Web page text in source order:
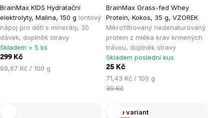
BrainMax KIDS Hydratační
elektrolyty, Malina, 150 g Iontový
nápoj pro děti s minerály, 30
dávek, doplněk stravy
Skladem > 5 ks
299 Kč
Měrná
99,67 Kč / 100 g
BrainMax Grass-fed Whey
Protein, Kokos, 35 g, VZOREK
Mikrofiltrovaný nedenaturovaný
protein z mléka krav krmených
trávou, doplněk stravy
Skladem poslední kus
25 Kč
Měrná
cena:
71,43 Kč / 100 g
39 Kč
Více variant